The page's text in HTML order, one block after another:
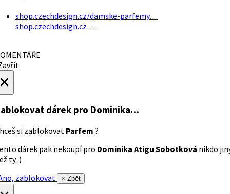
shop.czechdesign.cz/damske-parfemy…
shop.czechdesign.cz…
dárek pro Dominika…
si zablokovat Parfem ?
dárek pak nekoupí pro Dominika Atigu Sobotková nikdo
ty :)
zablokovat
× Zpět